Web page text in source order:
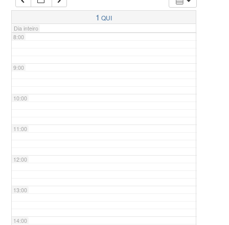
1 QUI
Dia inteiro
7:00
8:00
9:00
10:00
11:00
12:00
13:00
14:00